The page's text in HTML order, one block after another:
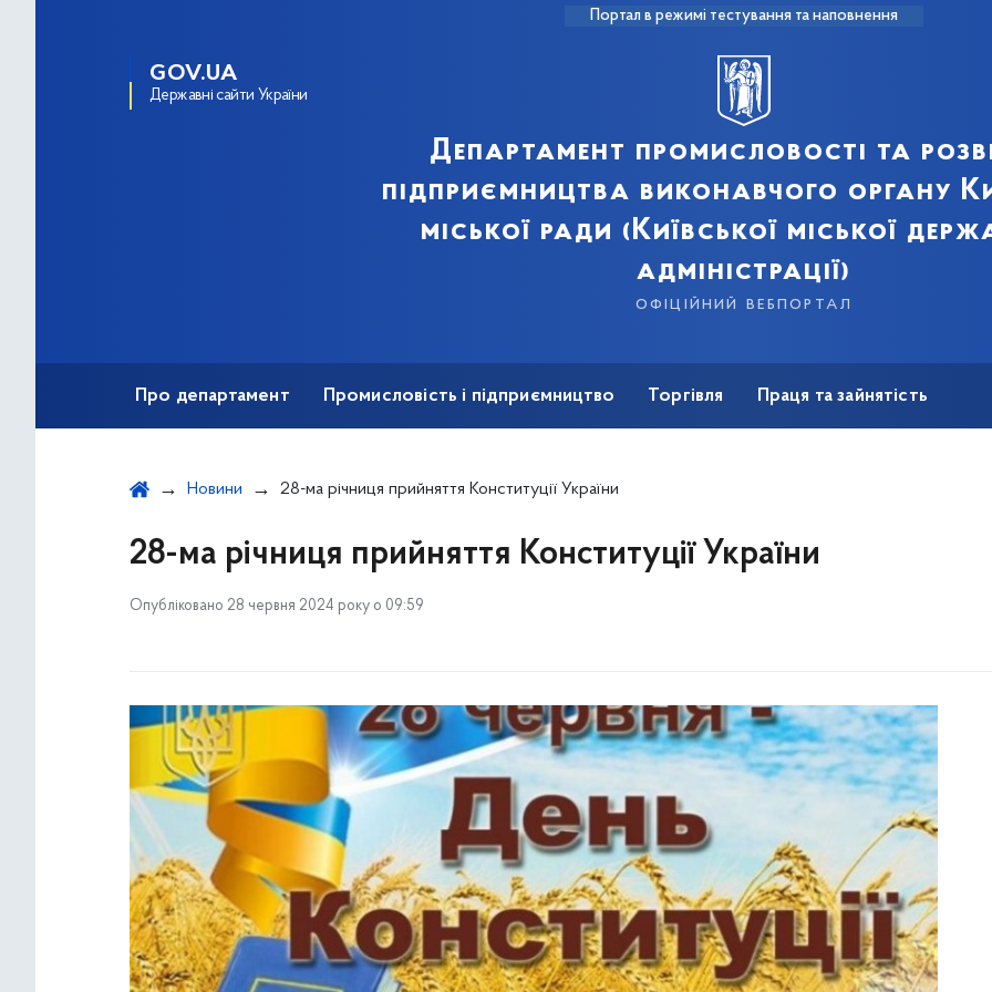
Портал в режимі тестування та наповнення
GOV.UA
Державні сайти України
Департамент промисловості та
підприємництва виконавчого органу
міської ради (Київської міської
адміністрації)
офіційний вебпортал
Про департамент Промисловість і підприємництво Торгівля Праця та зайнятість
Новини 28-ма річниця прийняття Конституції України
28-ма річниця прийняття Конституції України
Опубліковано 28 червня 2024 року о 09:59